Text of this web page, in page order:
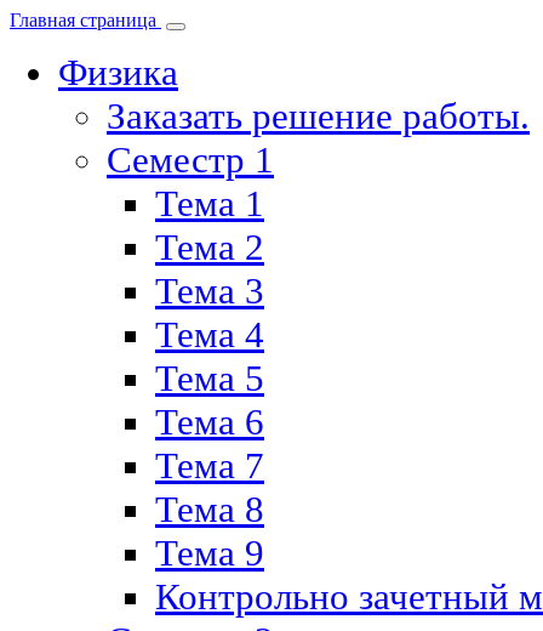
Главная страница
Физика
Заказать решение работы.
Семестр 1
Тема 1
Тема 2
Тема 3
Тема 4
Тема 5
Тема 6
Тема 7
Тема 8
Тема 9
Контрольно зачетный